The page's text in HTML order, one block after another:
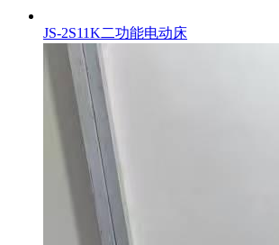
JS-2S11K二功能电动床